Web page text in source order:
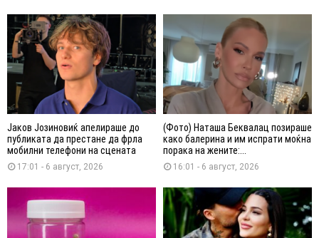
Јаков Јозиновиќ апелираше до
публиката да престане да фрла
мобилни телефони на сцената
17:01 - 6 август, 2026
(Фото) Наташа Беквалац позираше
како балерина и им испрати моќна
порака на жените:...
16:01 - 6 август, 2026